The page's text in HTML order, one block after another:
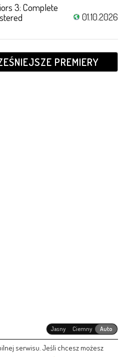
3: Complete
01.10.2026
PREMIERY
Jasny Ciemny Auto
serwisu. Jeśli chcesz możesz